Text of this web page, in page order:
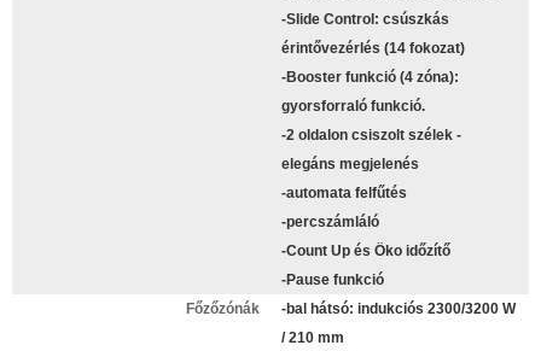
-Slide Control: csúszkás
érintővezérlés (14 fokozat)
-Booster funkció (4 zóna):
gyorsforraló funkció.
-2 oldalon csiszolt szélek -
elegáns megjelenés
-automata felfűtés
-percszámláló
-Count Up és Öko időzítő
-Pause funkció
Főzőzónák
-bal hátsó: indukciós 2300/3200 W
/ 210 mm